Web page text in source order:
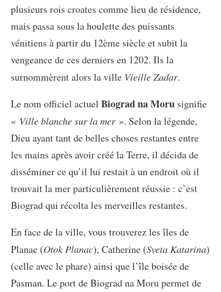
plusieurs rois croates comme lieu de résidence,
mais passa sous la houlette des puissants
vénitiens à partir du 12ème siècle et subit la
vengeance de ces derniers en 1202. Ils la
surnommèrent alors la ville Vieille Zadar.
Le nom officiel actuelBiograd na Moru signifie
« Ville blanche sur la mer ». Selon la légende,
Dieu ayant tant de belles choses restantes entre
les mains après avoir créé la Terre, il décida de
disséminer ce qu’il lui restait à un endroit où il
trouvait la mer particulièrement réussie : c’est
Biograd qui récolta les merveilles restantes.
En face de la ville, vous trouverez les îles de
Planac (Otok Planac), Catherine (Sveta Katarina)
(celle avec le phare) ainsi que l’île boisée de
Pasman. Le port de Biograd na Moru permet de